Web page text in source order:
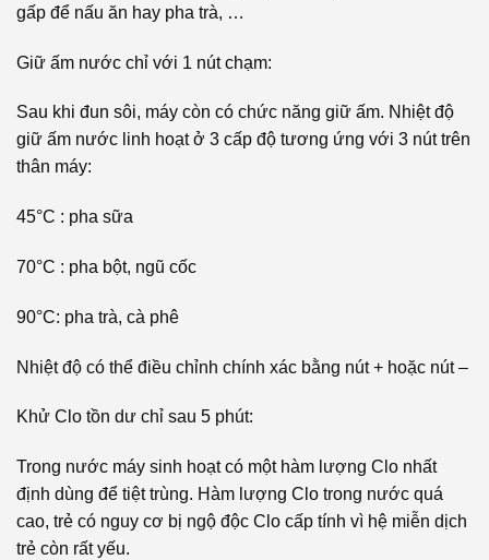
gấp để nấu ăn hay pha trà, …
Giữ ấm nước chỉ với 1 nút chạm:
Sau khi đun sôi, máy còn có chức năng giữ ấm. Nhiệt độ
giữ ấm nước linh hoạt ở 3 cấp độ tương ứng với 3 nút trên
thân máy:
45°C : pha sữa
70°C : pha bột, ngũ cốc
90°C: pha trà, cà phê
Nhiệt độ có thể điều chỉnh chính xác bằng nút + hoặc nút –
Khử Clo tồn dư chỉ sau 5 phút:
Trong nước máy sinh hoạt có một hàm lượng Clo nhất
định dùng để tiệt trùng. Hàm lượng Clo trong nước quá
cao, trẻ có nguy cơ bị ngộ độc Clo cấp tính vì hệ miễn dịch
trẻ còn rất yếu.